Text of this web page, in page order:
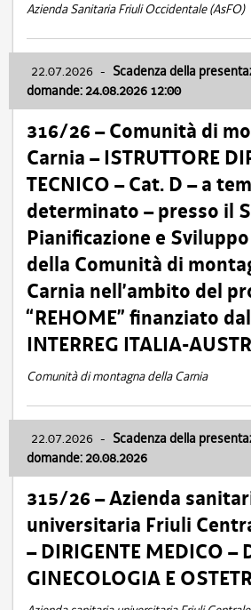
Azienda Sanitaria Friuli Occidentale (AsFO)
22.07.2026 - Scadenza della
domande: 24.08.2026 12:00
316/26 – Comunità di
Carnia – ISTRUTTORE
TECNICO – Cat. D – a
determinato – presso il
Pianificazione e
della Comunità di
Carnia nell’ambito del
“REHOME” finanziato
INTERREG ITALIA-
Comunità di montagna della Carnia
22.07.2026 - Scadenza della
domande: 20.08.2026
315/26 – Azienda
universitaria Friuli
– DIRIGENTE MEDICO –
GINECOLOGIA E